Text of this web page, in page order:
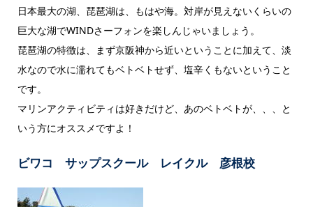
日本最大の湖、琵琶湖は、もはや海。対岸が見えないくらいの
巨大な湖でWINDさーフォンを楽しんじゃいましょう。
琵琶湖の特徴は、まず京阪神から近いということに加えて、淡
水なので水に濡れてもベトベトせず、塩辛くもないということ
です。
マリンアクティビティは好きだけど、あのベトベトが、、、と
いう方にオススメですよ！
ビワコ サップスクール レイクル 彦根校